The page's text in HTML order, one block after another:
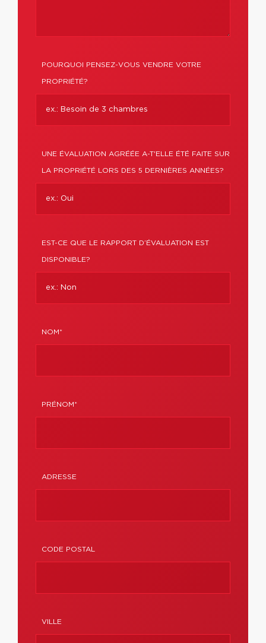
POURQUOI PENSEZ-VOUS VENDRE VOTRE
PROPRIÉTÉ?
UNE ÉVALUATION AGRÉÉE A-T'ELLE ÉTÉ FAITE SUR
LA PROPRIÉTÉ LORS DES 5 DERNIÈRES ANNÉES?
EST-CE QUE LE RAPPORT D’ÉVALUATION EST
DISPONIBLE?
NOM*
PRÉNOM*
ADRESSE
CODE POSTAL
VILLE